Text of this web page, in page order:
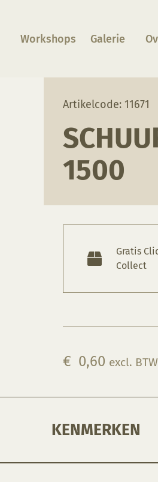
Workshops Galerie
Artikelcode: 11671
1500
Gratis
Collect
€ 0,60 excl. BTW
KENMERKEN